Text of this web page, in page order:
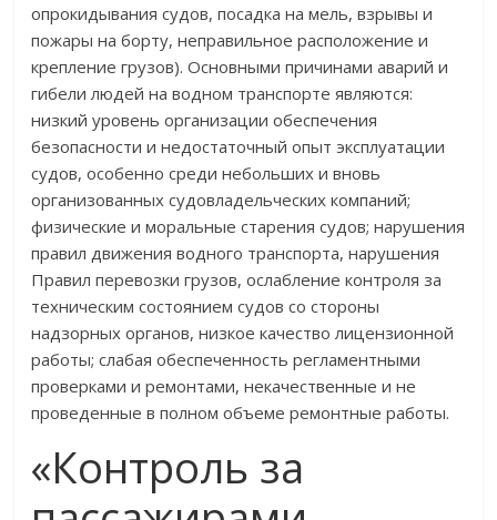
опрокидывания судов, посадка на мель, взрывы и
пожары на борту, неправильное расположение и
крепление грузов). Основными причинами аварий и
гибели людей на водном транспорте являются:
низкий уровень организации обеспечения
безопасности и недостаточный опыт эксплуатации
судов, особенно среди небольших и вновь
организованных судовладельческих компаний;
физические и моральные старения судов; нарушения
правил движения водного транспорта, нарушения
Правил перевозки грузов, ослабление контроля за
техническим состоянием судов со стороны
надзорных органов, низкое качество лицензионной
работы; слабая обеспеченность регламентными
проверками и ремонтами, некачественные и не
проведенные в полном объеме ремонтные работы.
«Контроль за